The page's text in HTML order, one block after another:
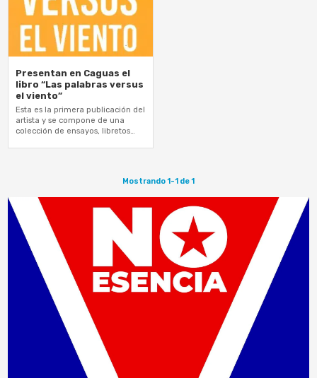
Presentan en Caguas el
libro “Las palabras versus
el viento”
Esta es la primera publicación del
artista y se compone de una
colección de ensayos, libretos
Mostrando 1-1 de 1